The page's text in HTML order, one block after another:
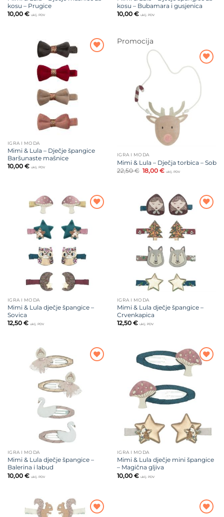
kosu – Prugice
10,00 € uklj. PDV
kosu – Bubamara i gusjenica
10,00 € uklj. PDV
IGRA I MODA
Mimi & Lula – Dječje špangice
Baršunaste mašnice
10,00 € uklj. PDV
Promocija
Dodajte
na listu
želja
IGRA I MODA
Mimi & Lula – Dječja torbica – Sob
22,50€ Izvorna
cijena
22,50 €.
18,00€Trenutna
uklj. PDV
želja
IGRA I MODA
Mimi & Lula dječje špangice –
Sovica
12,50 € uklj. PDV
IGRA I MODA
Mimi & Lula dječje špangice –
Crvenkapica
12,50 € uklj. PDV
IGRA I MODA
Mimi & Lula dječje špangice –
Balerina i labud
10,00 € uklj. PDV
Dodajte
na listu
IGRA I MODA
Mimi & Lula dječje mini špangice
– Magična gljiva
10,00 € uklj. PDV